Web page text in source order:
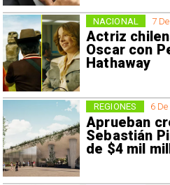
7
Actriz
Oscar con
Hathaway
NACIONAL
6
Aprueban
Sebastián
de $4 mil
REGIONES